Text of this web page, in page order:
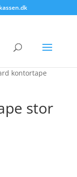
kontortape
stor